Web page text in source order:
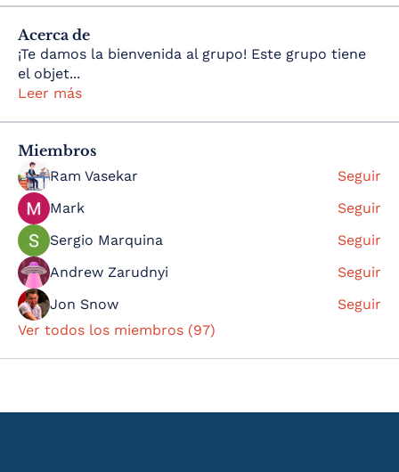
Acerca de
¡Te damos la bienvenida al grupo! Este grupo tiene
el objet...
Leer más
Miembros
Ram Vasekar
Seguir
Mark
Seguir
Sergio Marquina
Seguir
Andrew Zarudnyi
Seguir
Jon Snow
Seguir
Ver todos los miembros (97)